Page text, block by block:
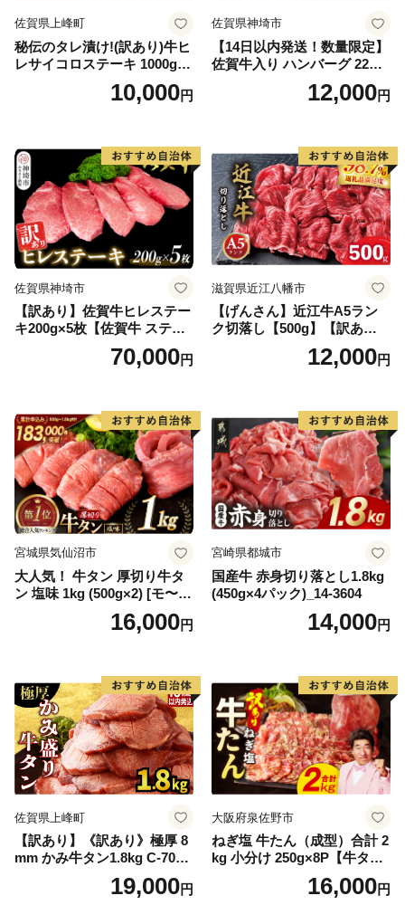
佐賀県上峰町
秘伝のタレ漬け!(訳あり)牛ヒ
レサイコロステーキ 1000g
10,000円
佐賀県神埼市
【14日以内発送！数量限定】
佐賀牛入り ハンバーグ 22個
2.6kg(120g×22個)【佐賀牛
黒毛和牛 ブランド牛 九州 ハ
気】(H083106)
12,000円
佐賀県神埼市
【訳あり】佐賀牛ヒレステー
キ200g×5枚【佐賀牛 ステー
キ ブランド肉 ヒレ肉 フィレ
肉 ジューシー ヘルシー】(H0
70,000円
滋賀県近江八幡市
【げんさん】近江牛A5ラン
ク切落し【500g】【訳あり】
12,000円
宮城県気仙沼市
大人気！ 牛タン 厚切り牛タ
ン 塩味 1kg (500g×2) [モ〜ラ
ンド 宮城県 気仙沼市 205646
60] 肉 牛肉 精肉 牛たん 牛タ
厚切り タン
16,000円
宮崎県都城市
国産牛 赤身切り落とし1.8kg
(450g×4パック)_14-3604
14,000円
佐賀県上峰町
【訳あり】《訳あり》極厚 8
mm かみ牛タン1.8kg C-709-
19,000円
大阪府泉佐野市
ねぎ塩 牛たん（成型）合計 2
kg 小分け 250g×8P【牛タン
牛肉 焼肉用 薄切り 訳あり サ
16,000円